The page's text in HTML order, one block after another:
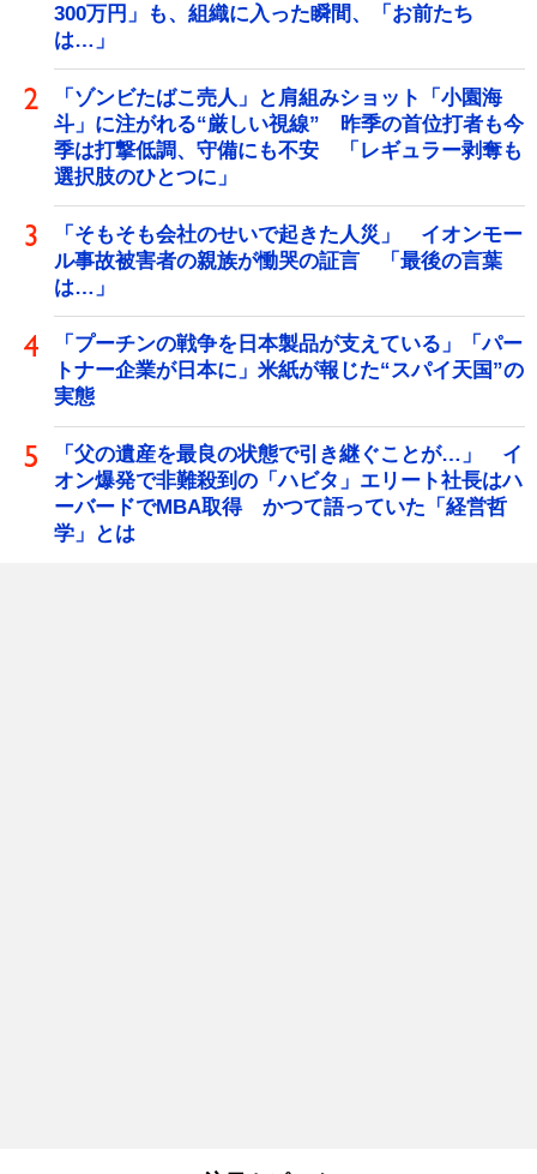
300万円」も、組織に入った瞬間、「お前たち
は…」
「ゾンビたばこ売人」と肩組みショット「小園海
斗」に注がれる“厳しい視線” 昨季の首位打者も今
季は打撃低調、守備にも不安 「レギュラー剥奪も
選択肢のひとつに」
「そもそも会社のせいで起きた人災」 イオンモー
ル事故被害者の親族が慟哭の証言 「最後の言葉
は…」
「プーチンの戦争を日本製品が支えている」「パー
トナー企業が日本に」米紙が報じた“スパイ天国”の
実態
「父の遺産を最良の状態で引き継ぐことが…」 イ
オン爆発で非難殺到の「ハビタ」エリート社長はハ
ーバードでMBA取得 かつて語っていた「経営哲
学」とは